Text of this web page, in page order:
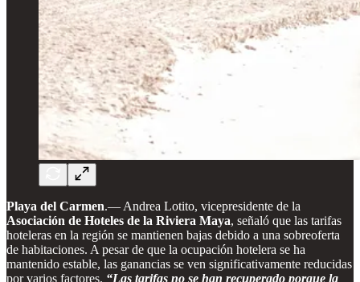
Playa del Carmen.— Andrea Lotito, vicepresidente de la
Asociación de Hoteles de la Riviera Maya, señaló que las tarifas
hoteleras en la región se mantienen bajas debido a una sobreoferta
de habitaciones. A pesar de que la ocupación hotelera se ha
mantenido estable, las ganancias se ven significativamente reducidas
por varios factores. “Las tarifas no se han recuperado porque la